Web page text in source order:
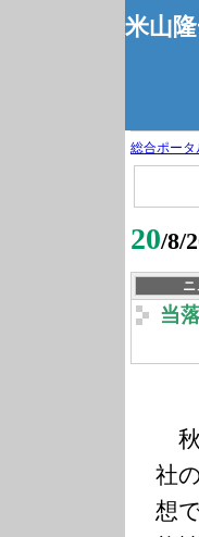
米山
総合ポータ
20/8/
ニ
当
秋
社
想